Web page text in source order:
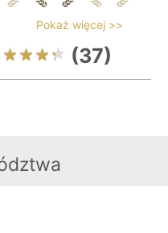
Pokaż więcej >>
(37)